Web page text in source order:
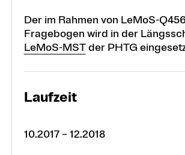
Der im Rahmen von LeMoS-
Fragebogen wird in der
LeMoS-MSTder PHTG
Laufzeit
10.2017 – 12.2018